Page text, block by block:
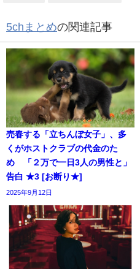
5chまとめの関連記事
売春する「立ちんぼ女子」、多
くがホストクラブの代金のた
め 「２万で一日3人の男性と」
告白 ★3 [お断り★]
2025年9月12日